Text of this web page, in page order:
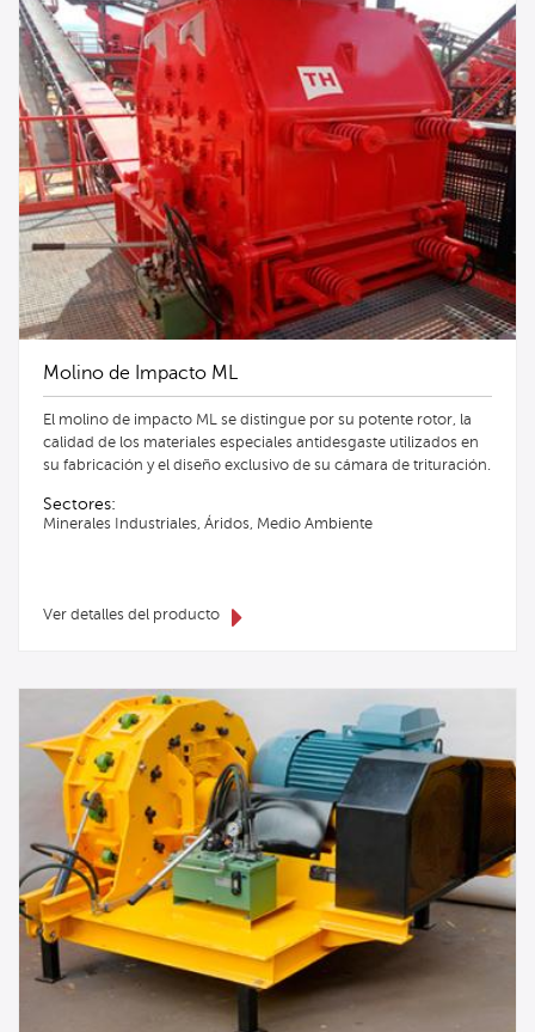
Molino de Impacto ML
El molino de impacto ML se distingue por su potente rotor, la
calidad de los materiales especiales antidesgaste utilizados en
su fabricación y el diseño exclusivo de su cámara de trituración.
Sectores:
Minerales Industriales, Áridos, Medio Ambiente
Ver detalles del producto